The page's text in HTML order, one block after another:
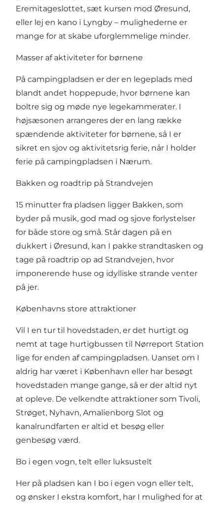
Eremitageslottet, sæt kursen mod Øresund,
eller lej en kano i Lyngby – mulighederne er
mange for at skabe uforglemmelige minder.
Masser af aktiviteter for børnene
På campingpladsen er der en legeplads med
blandt andet hoppepude, hvor børnene kan
boltre sig og møde nye legekammerater. I
højsæsonen arrangeres der en lang række
spændende aktiviteter for børnene, så I er
sikret en sjov og aktivitetsrig ferie, når I holder
ferie på campingpladsen i Nærum.
Bakken og roadtrip på Strandvejen
15 minutter fra pladsen ligger Bakken, som
byder på musik, god mad og sjove forlystelser
for både store og små. Står dagen på en
dukkert i Øresund, kan I pakke strandtasken og
tage på roadtrip op ad Strandvejen, hvor
imponerende huse og idylliske strande venter
på jer.
Københavns store attraktioner
Vil I en tur til hovedstaden, er det hurtigt og
nemt at tage hurtigbussen til Nørreport Station
lige for enden af campingpladsen. Uanset om I
aldrig har været i København eller har besøgt
hovedstaden mange gange, så er der altid nyt
at opleve. De velkendte attraktioner som Tivoli,
Strøget, Nyhavn, Amalienborg Slot og
kanalrundfarten er altid et besøg eller
genbesøg værd.
Bo i egen vogn, telt eller luksustelt
Her på pladsen kan I bo i egen vogn eller telt,
og ønsker I ekstra komfort, har I mulighed for at